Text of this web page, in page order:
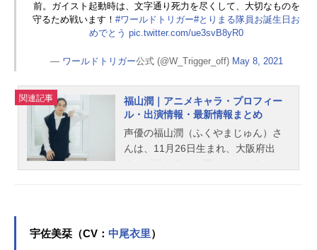
前。ガイスト起動時は、文字通り死力を尽くして、大切なものを
守るため戦います！#ワールドトリガー#とりまる隊員お誕生日お
めでとう pic.twitter.com/ue3svB8yR0
— ワールドトリガー公式 (@W_Trigger_off) May 8, 2021
関連記事
福山潤｜アニメキャラ・プロフィー
ル・出演情報・最新情報まとめ
声優の福山潤（ふくやまじゅん）さ
んは、11月26日生まれ、大阪府出
は、福山潤さんのオススメ記事をご
紹介！
宇佐美栞（CV： 中尾衣里）